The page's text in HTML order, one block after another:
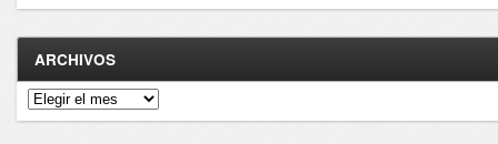
ARCHIVOS
Archivos